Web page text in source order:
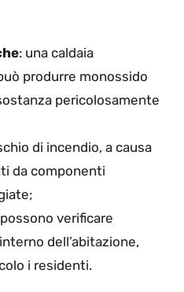
: una caldaia
produrre monossido
pericolosamente
di incendio, a causa
da componenti
verificare
dell’abitazione,
i residenti.